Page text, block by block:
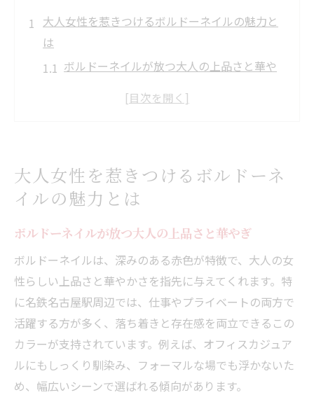
大人女性を惹きつけるボルドーネイルの魅力と
は
ボルドーネイルが放つ大人の上品さと華や
の魅力
季節やシーンに合う大人向けボルドーネイ
ボルドーネイルで自信を引き出す大人世代
の秘密
上品なボルドーネイルを名鉄名古屋駅周辺で楽
しむコツ
駅近サロンで叶える上品ボルドーネイルの
忙しい大人に最適なボルドーネイル活用術
大人女性を惹きつけるボルドーネ
イルの魅力とは
ボルドーネイルが放つ大人の上品さと華やぎ
ボルドーネイルは、深みのある赤色が特徴で、大人の女
性らしい上品さと華やかさを指先に与えてくれます。特
に名鉄名古屋駅周辺では、仕事やプライベートの両方で
活躍する方が多く、落ち着きと存在感を両立できるこの
カラーが支持されています。例えば、オフィスカジュア
ルにもしっくり馴染み、フォーマルな場でも浮かないた
め、幅広いシーンで選ばれる傾向があります。